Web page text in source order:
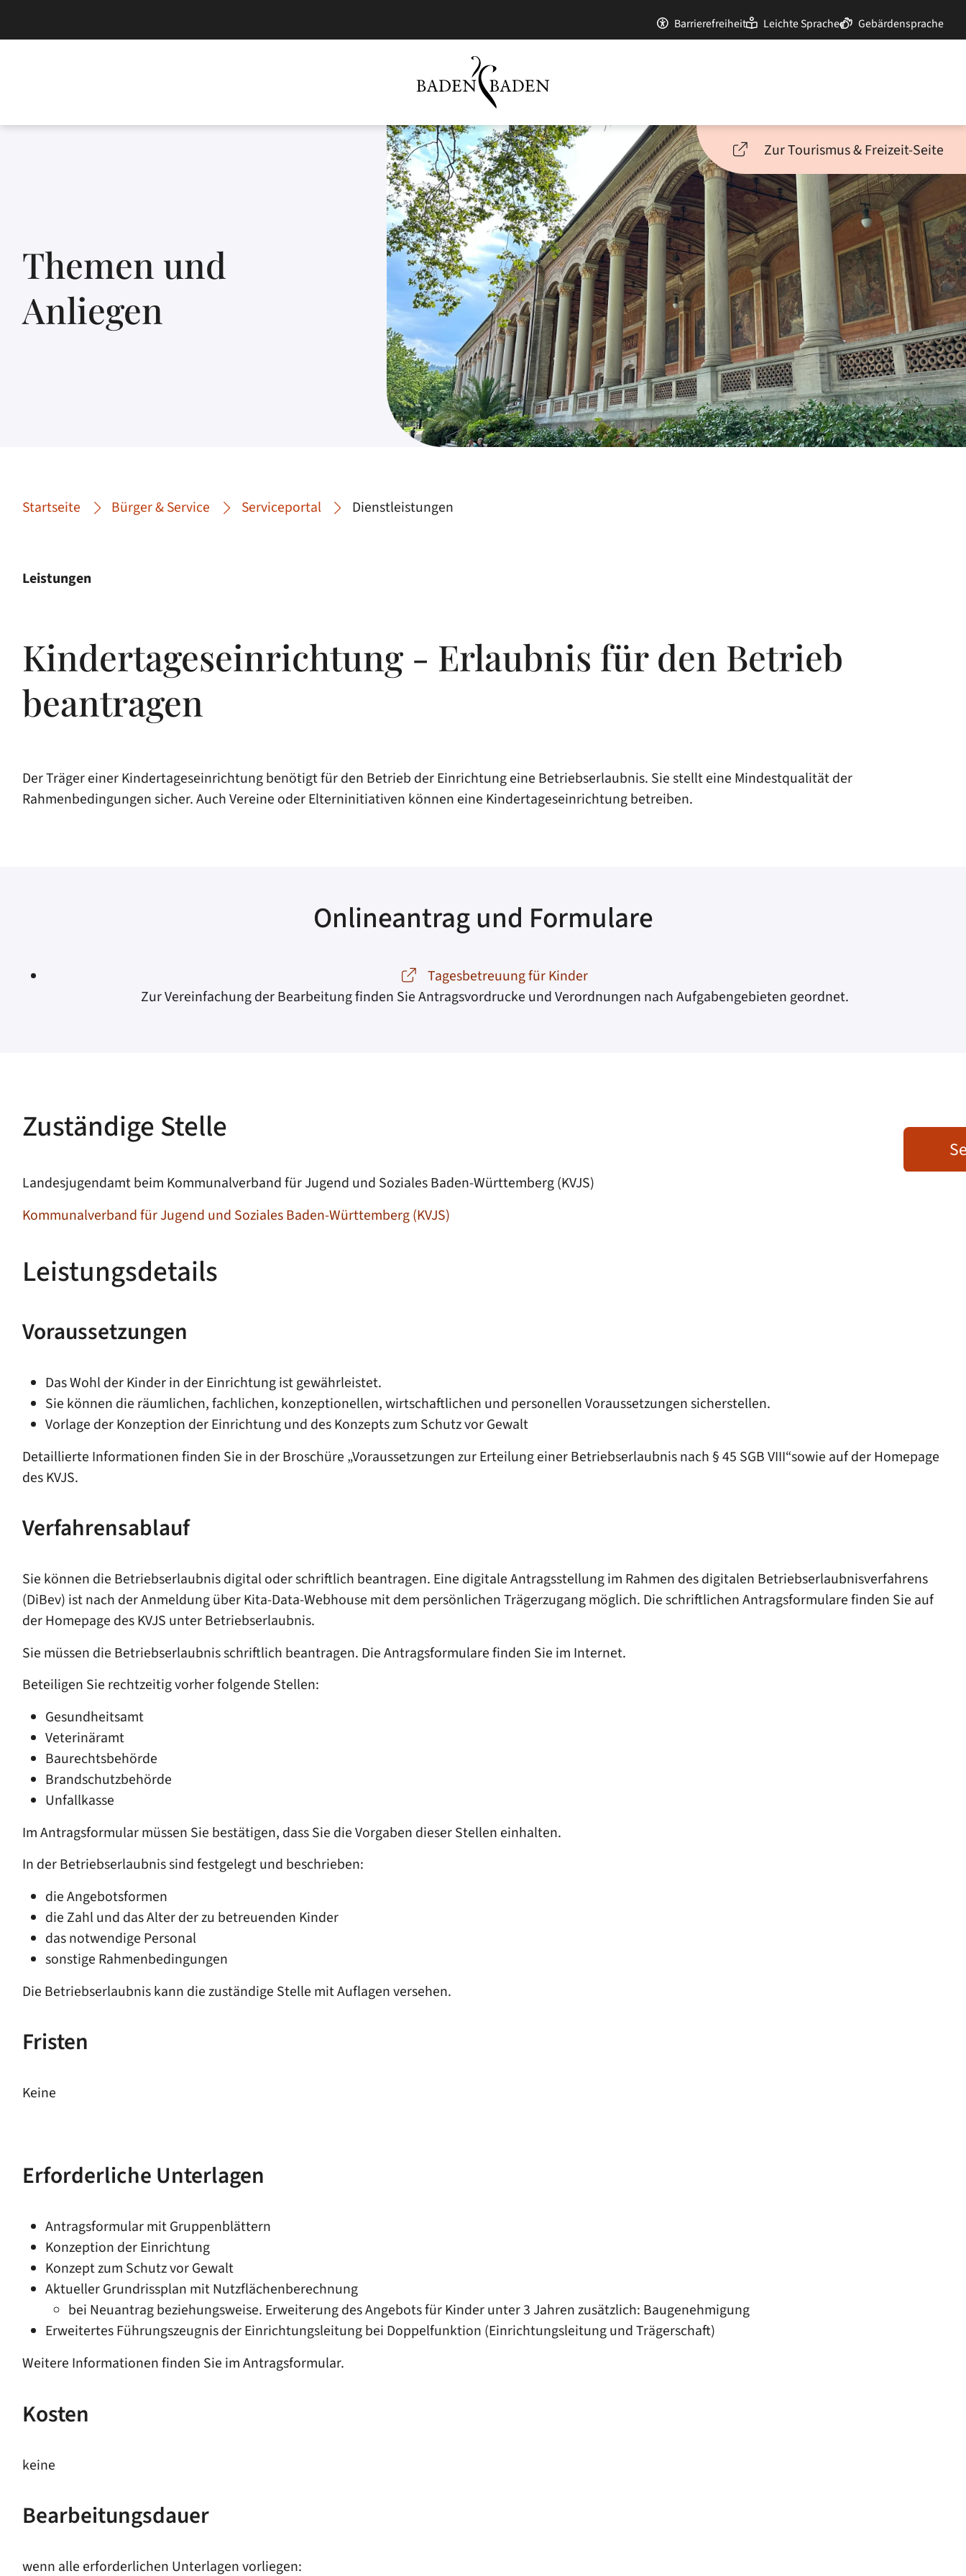
Barrierefreiheit Leichte Sprache Gebärdensprache
Zur Tourismus & Freizeit-Seite
Themen und
Anliegen
Startseite Bürger & Service Serviceportal Dienstleistungen
Leistungen
Kindertageseinrichtung - Erlaubnis für den Betrieb
beantragen
Der Träger einer Kindertageseinrichtung benötigt für den Betrieb der Einrichtung eine Betriebserlaubnis. Sie stellt eine Mindestqualität der
Rahmenbedingungen sicher.Auch Vereine oder Elterninitiativen können eine Kindertageseinrichtung betreiben.
Onlineantrag und Formulare
Tagesbetreuung für Kinder
Zur Vereinfachung der Bearbeitung finden Sie Antragsvordrucke und Verordnungen nach Aufgabengebieten geordnet.
Zuständige Stelle
Landesjugendamt beim Kommunalverband für Jugend und Soziales Baden-Württemberg (KVJS)
Kommunalverband für Jugend und Soziales Baden-Württemberg (KVJS)
Leistungsdetails
Voraussetzungen
Das Wohl der Kinder in der Einrichtung ist gewährleistet.
Sie können die räumlichen, fachlichen, konzeptionellen, wirtschaftlichen und personellen Voraussetzungen sicherstellen.
Vorlage der Konzeption der Einrichtung und des Konzepts zum Schutz vor Gewalt
Detaillierte Informationen finden Sie in der Broschüre „Voraussetzungen zur Erteilung einer Betriebserlaubnis nach § 45 SGB VIII“sowie auf der Homepage
des KVJS.
Verfahrensablauf
Sie können die Betriebserlaubnis digital oder schriftlich beantragen. Eine digitale Antragsstellung im Rahmen des digitalen Betriebserlaubnisverfahrens
(DiBev) ist nach der Anmeldung über Kita-Data-Webhouse mit dem persönlichen Trägerzugang möglich. Die schriftlichen Antragsformulare finden Sie auf
der Homepage des KVJS unter Betriebserlaubnis.
Sie müssen die Betriebserlaubnis schriftlich beantragen. Die Antragsformulare finden Sie im Internet.
Beteiligen Sie rechtzeitig vorher folgende Stellen:
Gesundheitsamt
Veterinäramt
Baurechtsbehörde
Brandschutzbehörde
Unfallkasse
Im Antragsformular müssen Sie bestätigen, dass Sie die Vorgaben dieser Stellen einhalten.
In der Betriebserlaubnis sind festgelegt und beschrieben:
die Angebotsformen
die Zahl und das Alter der zu betreuenden Kinder
das notwendige Personal
sonstige Rahmenbedingungen
Die Betriebserlaubnis kann die zuständige Stelle mit Auflagen versehen.
Fristen
Keine
Erforderliche Unterlagen
Antragsformular mit Gruppenblättern
Konzeption der Einrichtung
Konzept zum Schutz vor Gewalt
Aktueller Grundrissplan mit Nutzflächenberechnung
bei Neuantrag beziehungsweise. Erweiterung des Angebots für Kinder unter 3 Jahren zusätzlich: Baugenehmigung
Erweitertes Führungszeugnis der Einrichtungsleitung bei Doppelfunktion (Einrichtungsleitung und Trägerschaft)
Weitere Informationen finden Sie im Antragsformular.
Kosten
keine
Bearbeitungsdauer
wenn alle erforderlichen Unterlagen vorliegen: